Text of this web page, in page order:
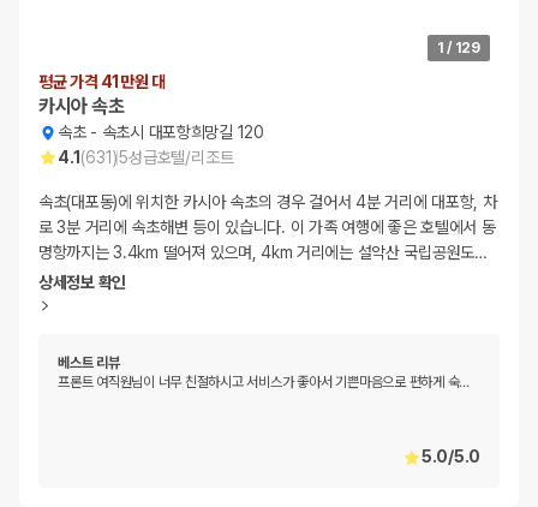
1 / 129
평균 가격 41만원 대
카시아 속초
속초- 속초시 대포항희망길 120
4.1 (631)5성급호텔/리조트
속초(대포동)에 위치한 카시아 속초의 경우 걸어서 4분 거리에 대포항, 차
로 3분 거리에 속초해변 등이 있습니다. 이 가족 여행에 좋은 호텔에서 동
명항까지는 3.4km 떨어져 있으며, 4km 거리에는 설악산 국립공원도…
상세정보 확인
베스트 리뷰
프론트 여직원님이 너무 친절하시고 서비스가 좋아서 기쁜마음으로 편하게 숙…
5.0/5.0